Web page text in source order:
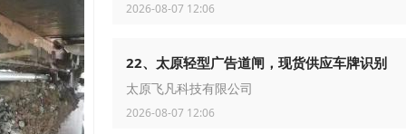
2026-08-07 12:06
22、太原轻型广告道闸，现货供应车牌识别
太原飞凡科技有限公司
2026-08-07 12:06